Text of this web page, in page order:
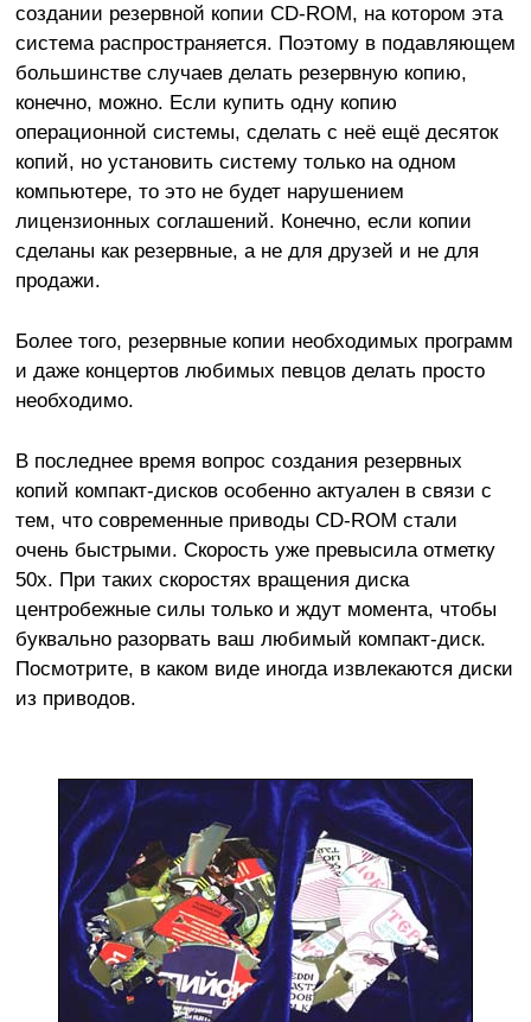
создании резервной копии CD-ROM, на котором эта
система распространяется. Поэтому в подавляющем
большинстве случаев делать резервную копию,
конечно, можно. Если купить одну копию
операционной системы, сделать с неё ещё десяток
копий, но установить систему только на одном
компьютере, то это не будет нарушением
лицензионных соглашений. Конечно, если копии
сделаны как резервные, а не для друзей и не для
продажи.
Более того, резервные копии необходимых программ
и даже концертов любимых певцов делать просто
необходимо.
В последнее время вопрос создания резервных
копий компакт-дисков особенно актуален в связи с
тем, что современные приводы CD-ROM стали
очень быстрыми. Скорость уже превысила отметку
50х. При таких скоростях вращения диска
центробежные силы только и ждут момента, чтобы
буквально разорвать ваш любимый компакт-диск.
Посмотрите, в каком виде иногда извлекаются диски
из приводов.